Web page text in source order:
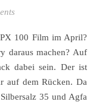
daraus machen? Auf
dabei sein. Der ist
auf dem Rücken. Da
35 und Agfa